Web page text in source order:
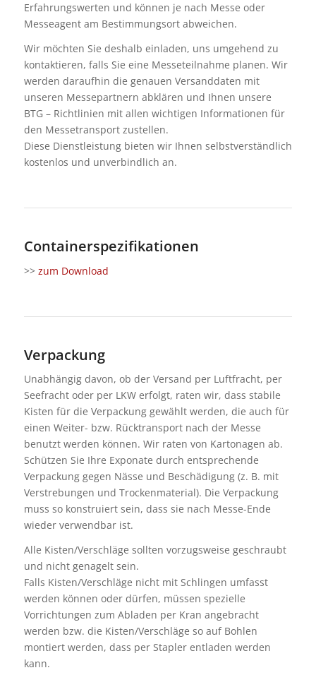
Erfahrungswerten und können je nach Messe oder
Messeagent am Bestimmungsort abweichen.
Wir möchten Sie deshalb einladen, uns umgehend zu
kontaktieren, falls Sie eine Messeteilnahme planen. Wir
werden daraufhin die genauen Versanddaten mit
unseren Messepartnern abklären und Ihnen unsere
BTG – Richtlinien mit allen wichtigen Informationen für
den Messetransport zustellen.
Diese Dienstleistung bieten wir Ihnen selbstverständlich
kostenlos und unverbindlich an.
Containerspezifikationen
>> zum Download
Verpackung
Unabhängig davon, ob der Versand per Luftfracht, per
Seefracht oder per LKW erfolgt, raten wir, dass stabile
Kisten für die Verpackung gewählt werden, die auch für
einen Weiter- bzw. Rücktransport nach der Messe
benutzt werden können. Wir raten von Kartonagen ab.
Schützen Sie Ihre Exponate durch entsprechende
Verpackung gegen Nässe und Beschädigung (z. B. mit
Verstrebungen und Trockenmaterial). Die Verpackung
muss so konstruiert sein, dass sie nach Messe-Ende
wieder verwendbar ist.
Alle Kisten/Verschläge sollten vorzugsweise geschraubt
und nicht genagelt sein.
Falls Kisten/Verschläge nicht mit Schlingen umfasst
werden können oder dürfen, müssen spezielle
Vorrichtungen zum Abladen per Kran angebracht
werden bzw. die Kisten/Verschläge so auf Bohlen
montiert werden, dass per Stapler entladen werden
kann.